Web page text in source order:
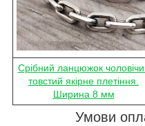
Срібний ланцюжок
товстий якірне плетіння.
Ширина 8 мм
Умови